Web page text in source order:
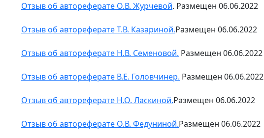
Отзыв об автореферате О.В. Журчевой. Размещен 06.06.2022
Отзыв об автореферате Т.В. Казариной.Размещен 06.06.2022
Отзыв об автореферате Н.В. Семеновой. Размещен 06.06.2022
Отзыв об автореферате В.Е. Головчинер. Размещен 06.06.2022
Отзыв об автореферате Н.О. Ласкиной.Размещен 06.06.2022
Отзыв об автореферате О.В. Федуниной.Размещен 06.06.2022